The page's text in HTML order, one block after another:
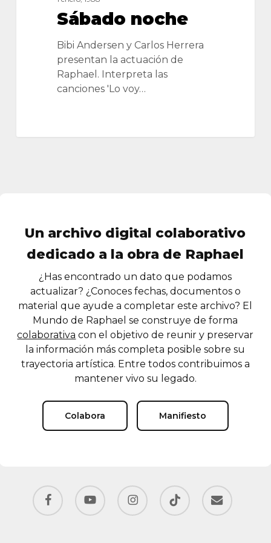
Sábado noche
Bibi Andersen y Carlos Herrera
presentan la actuación de
Raphael. Interpreta las
canciones 'Lo voy…
Un archivo digital colaborativo
dedicado a la obra de Raphael
¿Has encontrado un dato que podamos
actualizar? ¿Conoces fechas, documentos o
material que ayude a completar este archivo? El
Mundo de Raphael se construye de forma
colaborativa con el objetivo de reunir y preservar
la información más completa posible sobre su
trayectoria artística. Entre todos contribuimos a
mantener vivo su legado.
Colabora Manifiesto
facebook youtube instagram tiktok email